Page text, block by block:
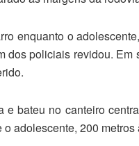
enquanto o
dos policiais revidou.
bateu no canteiro
adolescente, 200 metros